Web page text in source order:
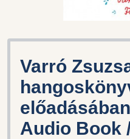
Varró
Audio Book